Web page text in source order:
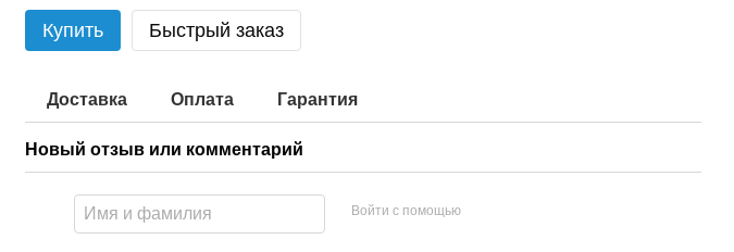
Купить Быстрый заказ
Доставка Оплата Гарантия
Новый отзыв или комментарий
Войти с помощью